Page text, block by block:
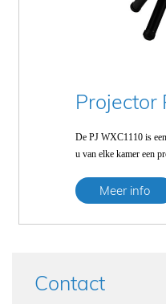
Projector
De PJ WXC1110 is
u van elke kamer een
Meer info
Contact